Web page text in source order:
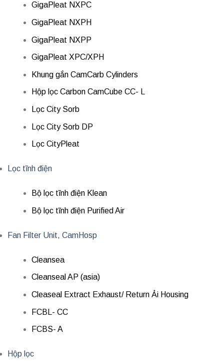
GigaPleat NXPC
GigaPleat NXPH
GigaPleat NXPP
GigaPleat XPC/XPH
Khung gắn CamCarb Cylinders
Hộp lọc Carbon CamCube CC- L
Lọc City Sorb
Lọc City Sorb DP
Lọc CityPleat
Lọc tĩnh điện
Bộ lọc tĩnh điện Klean
Bộ lọc tĩnh điện Purified Air
Fan Filter Unit, CamHosp
Cleansea
Cleanseal AP (asia)
Cleaseal Extract Exhaust/ Return Ải Housing
FCBL- CC
FCBS- A
Hộp lọc